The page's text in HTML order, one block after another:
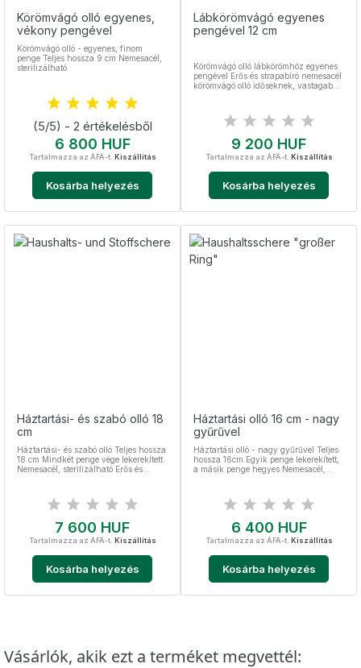
Körömvágó olló egyenes,
vékony pengével
Körömvágó olló - egyenes, finom
penge Teljes hossza 9 cm Nemesacél,
sterilizálható
(5/5) - 2 értékelésből
Ár
6 800 HUF
Tartalmazza az ÁFÁ-t. Kiszállítás
Kosárba helyezés
Lábkörömvágó egyenes
pengével 12 cm
Körömvágó olló lábkörömhöz egyenes
pengével Erős és strapabíró nemesacél
körömvágó olló időseknek, vastagabb
Mikrofogazott - önélező és
csúszásgátló Teljes hossza 12 cm
Ár
9 200 HUF
Tartalmazza az ÁFÁ-t. Kiszállítás
Kosárba helyezés
Háztartási- és szabó olló 18
cm
Háztartási- és szabó olló Teljes hossza
18 cm Mindkét penge vége lekerekített
Nemesacél, sterilizálható Erős és
Ár
7 600 HUF
Tartalmazza az ÁFÁ-t. Kiszállítás
Kosárba helyezés
Háztartási olló 16 cm - nagy
gyűrűvel
Háztartási olló - nagy gyűrűvel Teljes
hossza 16cm Egyik penge lekerekített,
a másik penge hegyes Nemesacél,
Ár
6 400 HUF
Tartalmazza az ÁFÁ-t. Kiszállítás
Kosárba helyezés
Vásárlók, akik ezt a terméket megvettél: